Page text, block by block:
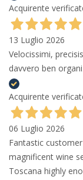
Acquirente
13 Luglio 2026
Velocissimi,
davvero ben
Acquirente
06 Luglio 2026
Fantastic
magnificent wine
Toscana highly